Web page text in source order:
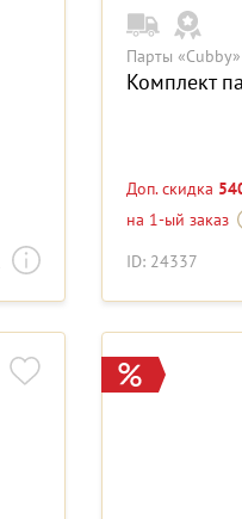
Парты «Cubby»
Комплект
Доп. скидка
на 1-ый заказ
ID: 24337